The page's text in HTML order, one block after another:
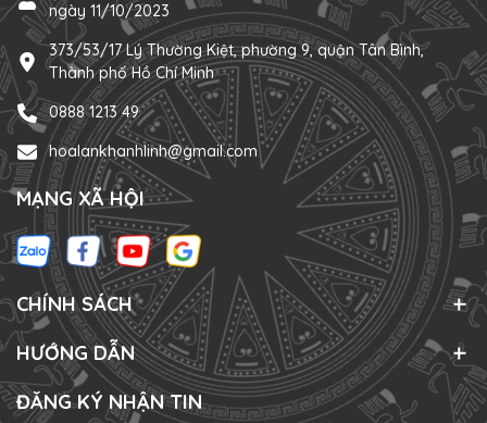
ngày 11/10/2023
373/53/17 Lý Thường Kiệt, phường 9, quận Tân Bình,
Thành phố Hồ Chí Minh
0888 1213 49
hoalankhanhlinh@gmail.com
MẠNG XÃ HỘI
CHÍNH SÁCH
HƯỚNG DẪN
ĐĂNG KÝ NHẬN TIN